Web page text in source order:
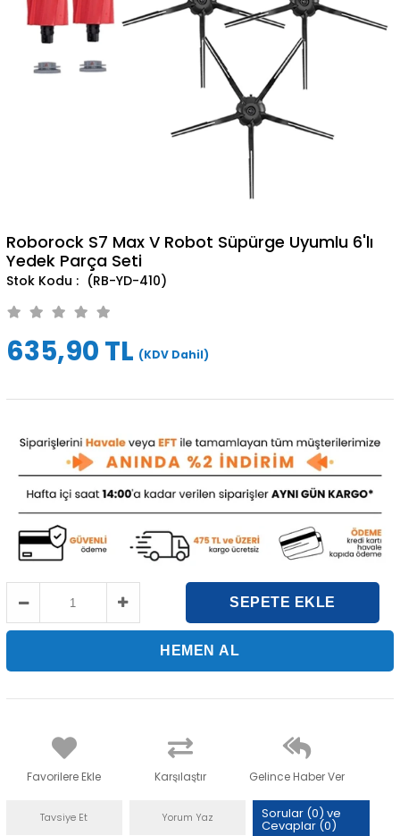
Roborock S7 Max V Robot Süpürge Uyumlu 6'lı
Yedek Parça Seti
(RB-YD-410)
635,90 TL (KDV Dahil)
Favorilere Ekle Karşılaştır Gelince Haber Ver
Tavsiye Et Yorum Yaz Sorular (0) ve
Cevaplar (0)